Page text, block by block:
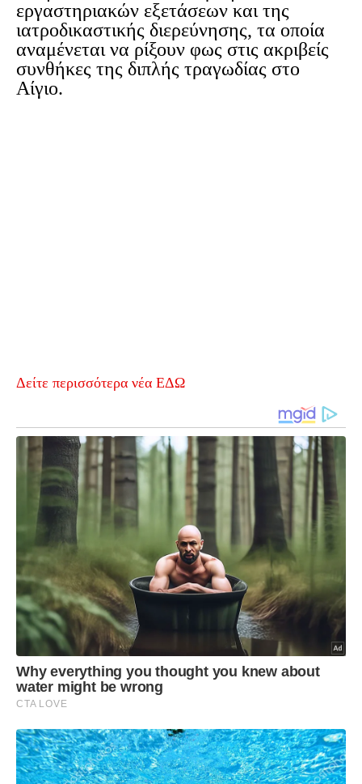
εργαστηριακών εξετάσεων και της
ιατροδικαστικής διερεύνησης, τα οποία
αναμένεται να ρίξουν φως στις ακριβείς
συνθήκες της διπλής τραγωδίας στο
Αίγιο.
Δείτε περισσότερα νέα ΕΔΩ